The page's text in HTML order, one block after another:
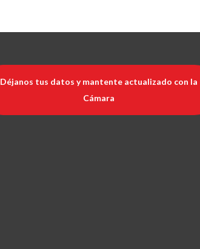
Déjanos tus datos y mantente actualizado con la
Cámara